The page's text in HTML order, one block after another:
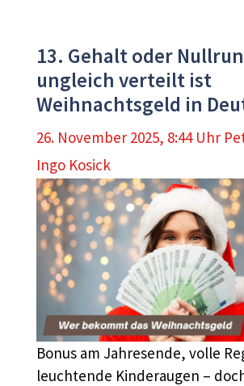
13. Gehalt oder
ungleich verteilt ist
Weihnachtsgeld in
26. November 2025, 8:44 Uhr
Ingo Kosick
Bonus am Jahresende, volle
leuchtende Kinderaugen –